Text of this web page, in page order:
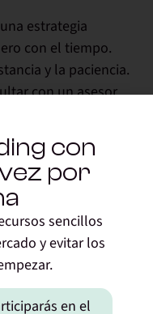
estrategia
con el tiempo.
y la paciencia.
con un asesor
invertir a
valores?
te ayudará
con
por
sencillos
y evitar los
en el